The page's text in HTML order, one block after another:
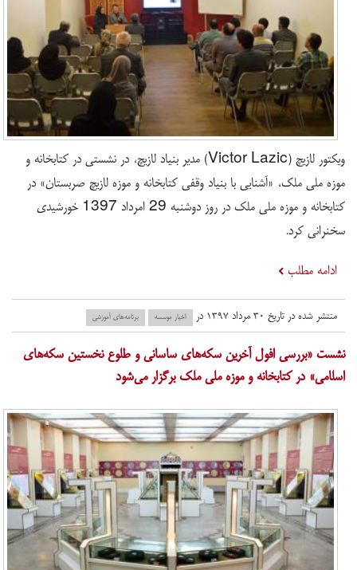
ویکتور لازیچ (Victor Lazic) مدیر بنیاد لازیچ، در نشستی در کتابخانه و
موزه ملی ملک، «آشنایی با بنیاد وقفی کتابخانه و موزه لازیچ صربستان» در
کتابخانه و موزه ملی ملک در روز دوشنبه 29 امرداد 1397 خورشیدی
سخنرانی کرد.
ادامه مطلب
منتشر شده در تاریخ ۳۰ مرداد ۱۳۹۷ در اخبار موسسه برنامه‌های آموزشی
نشست «بررسی افول آخرین سکه‌های ساسانی و طلوع نخستین سکه‌های
اسلامی» در کتابخانه و موزه ملی ملک برگزار می‌شود